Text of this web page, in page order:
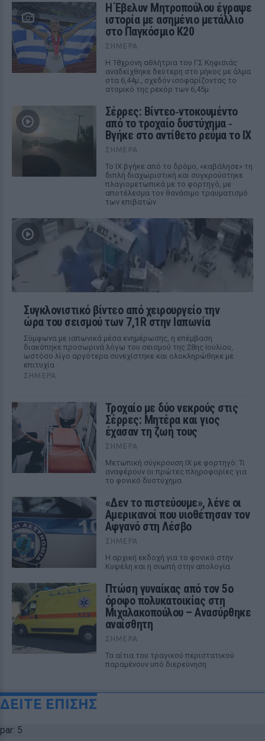
Η Έβελυν Μητροπούλου έγραψε
ιστορία με ασημένιο μετάλλιο
στο Παγκόσμιο Κ20
ΣΉΜΕΡΑ
Η 18χρονη αθλήτρια του ΓΣ Κηφισιάς
αναδείχθηκε δεύτερη στο μήκος με άλμα
στα 6,44μ., σχεδόν ισοφαρίζοντας το
ατομικό της ρεκόρ των 6,45μ.
Σέρρες: Βίντεο‑ντοκουμέντο
από το τροχαίο δυστύχημα ‑
Βγήκε στο αντίθετο ρεύμα το ΙΧ
ΣΉΜΕΡΑ
Το ΙΧ βγήκε από το δρόμο, «καβάλησε» τη
διπλή διαχωριστική και συγκρούστηκε
πλαγιομετωπικά με το φορτηγό, με
αποτέλεσμα τον θανάσιμο τραυματισμό
των επιβατών
Συγκλονιστικό βίντεο από χειρουργείο την
ώρα του σεισμού των 7,1R στην Ιαπωνία
Σύμφωνα με ιαπωνικά μέσα ενημέρωσης, η επέμβαση
διακόπηκε προσωρινά λόγω του σεισμού της 28ης Ιουλίου,
ωστόσο λίγο αργότερα συνεχίστηκε και ολοκληρώθηκε με
επιτυχία
ΣΉΜΕΡΑ
Τροχαίο με δύο νεκρούς στις
Σέρρες: Μητέρα και γιος
έχασαν τη ζωή τους
ΣΉΜΕΡΑ
Μετωπική σύγκρουση ΙΧ με φορτηγό: Τι
αναφέρουν οι πρώτες πληροφορίες για
το φονικό δυστύχημα
«Δεν το πιστεύουμε», λένε οι
Αμερικανοί που υιοθέτησαν τον
Αφγανό στη Λέσβο
ΣΉΜΕΡΑ
Η αρχική εκδοχή για το φονικό στην
Κυψέλη και η σιωπή στην απολογία
Πτώση γυναίκας από τον 5ο
όροφο πολυκατοικίας στη
Μιχαλακοπούλου – Ανασύρθηκε
αναίσθητη
ΣΉΜΕΡΑ
Τα αίτια του τραγικού περιστατικού
παραμένουν υπό διερεύνηση
ΔΕΙΤΕ ΕΠΙΣΗΣ
par: 5